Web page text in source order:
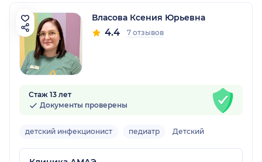
Власова Ксения Юрьевна
4.4 7 отзывов
Стаж 13 лет
Документы проверены
детский инфекционист педиатр Детский